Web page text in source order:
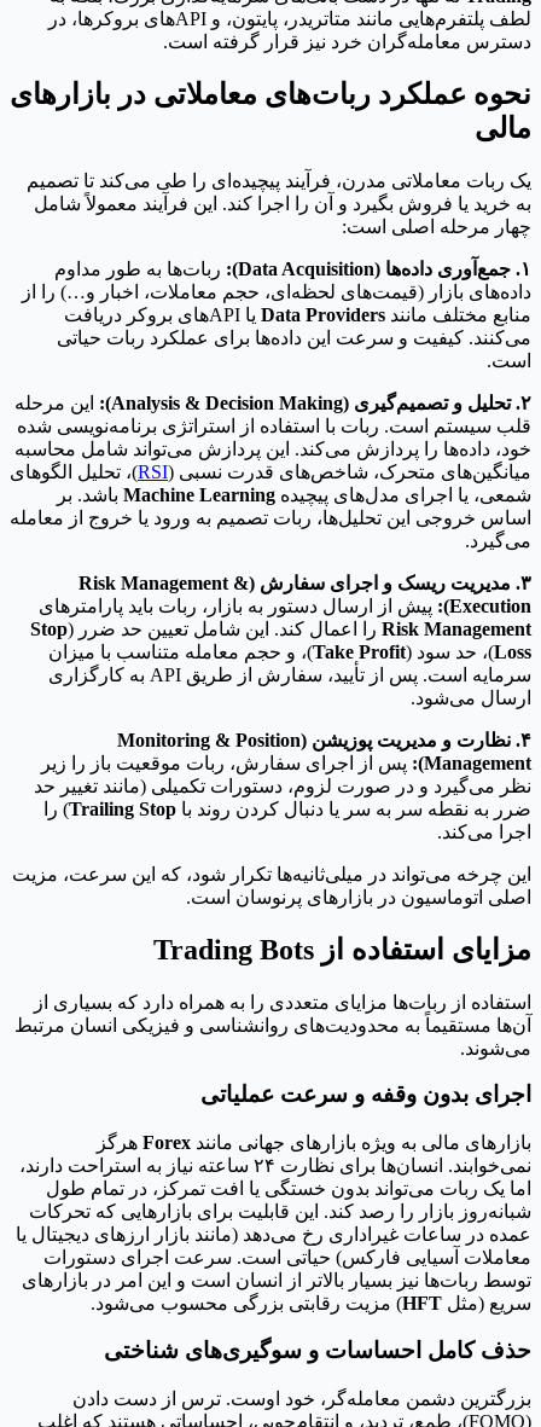
لطف پلتفرم‌هایی مانند متاتریدر، پایتون، و APIهای بروکرها، در
دسترس معامله‌گران خرد نیز قرار گرفته است.
نحوه عملکرد ربات‌های معاملاتی در بازارهای
مالی
یک ربات معاملاتی مدرن، فرآیند پیچیده‌ای را طی می‌کند تا تصمیم
به خرید یا فروش بگیرد و آن را اجرا کند. این فرآیند معمولاً شامل
چهار مرحله اصلی است:
۱. جمع‌آوری داده‌ها (Data Acquisition):
ربات‌ها به طور مداوم
داده‌های بازار (قیمت‌های لحظه‌ای، حجم معاملات، اخبار و…) را از
منابع مختلف مانند Data Providers
یا APIهای بروکر دریافت
می‌کنند. کیفیت و سرعت این داده‌ها برای عملکرد ربات حیاتی
است.
۲. تحلیل و تصمیم‌گیری (Analysis & Decision Making):
این مرحله
قلب سیستم است. ربات با استفاده از استراتژی برنامه‌نویسی شده
خود، داده‌ها را پردازش می‌کند. این پردازش می‌تواند شامل محاسبه
میانگین‌های متحرک، شاخص‌های قدرت نسبی (RSI)، تحلیل الگوهای
شمعی، یا اجرای مدل‌های پیچیده Machine Learning باشد. بر
اساس خروجی این تحلیل‌ها، ربات تصمیم به ورود یا خروج از معامله
می‌گیرد.
۳. مدیریت ریسک و اجرای سفارش (Risk Management &
Execution):
پیش از ارسال دستور به بازار، ربات باید پارامترهای
Risk Management را اعمال کند. این شامل تعیین حد ضرر (Stop
Loss)، حد سود (Take Profit)، و حجم معامله متناسب با میزان
سرمایه است. پس از تأیید، سفارش از طریق API به کارگزاری
ارسال می‌شود.
۴. نظارت و مدیریت پوزیشن (Monitoring & Position
Management):
پس از اجرای سفارش، ربات موقعیت باز را زیر
نظر می‌گیرد و در صورت لزوم، دستورات تکمیلی (مانند تغییر حد
ضرر به نقطه سر به سر یا دنبال کردن روند با Trailing Stop) را
اجرا می‌کند.
این چرخه می‌تواند در میلی‌ثانیه‌ها تکرار شود، که این سرعت، مزیت
اصلی اتوماسیون در بازارهای پرنوسان است.
مزایای استفاده از Trading Bots
استفاده از ربات‌ها مزایای متعددی را به همراه دارد که بسیاری از
آن‌ها مستقیماً به محدودیت‌های روانشناسی و فیزیکی انسان مرتبط
می‌شوند.
اجرای بدون وقفه و سرعت عملیاتی
بازارهای مالی به ویژه بازارهای جهانی مانند Forex هرگز
نمی‌خوابند. انسان‌ها برای نظارت ۲۴ ساعته نیاز به استراحت دارند،
اما یک ربات می‌تواند بدون خستگی یا افت تمرکز، در تمام طول
شبانه‌روز بازار را رصد کند. این قابلیت برای بازارهایی که تحرکات
عمده در ساعات غیراداری رخ می‌دهد (مانند بازار ارزهای دیجیتال یا
معاملات آسیایی فارکس) حیاتی است. سرعت اجرای دستورات
توسط ربات‌ها نیز بسیار بالاتر از انسان است و این امر در بازارهای
سریع (مثل HFT) مزیت رقابتی بزرگی محسوب می‌شود.
حذف کامل احساسات و سوگیری‌های شناختی
بزرگترین دشمن معامله‌گر، خود اوست. ترس از دست دادن
(FOMO)، طمع، تردید، و انتقام‌جویی، احساساتی هستند که اغلب